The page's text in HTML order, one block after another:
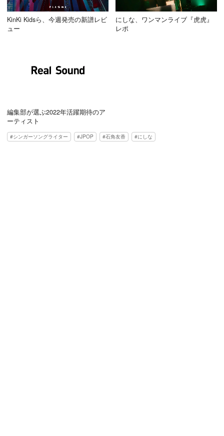
KinKi Kidsら、今週発売の新譜レビ
ュー
にしな、ワンマンライブ『虎虎』
レポ
編集部が選ぶ2022年活躍期待のア
ーティスト
シンガーソングライター JPOP 石角友香 にしな